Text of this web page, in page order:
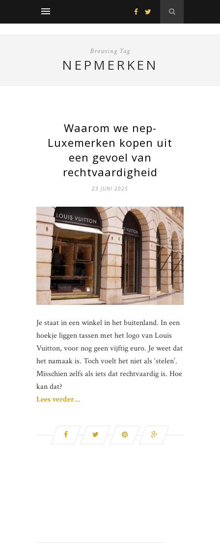
Browsing Tag
NEPMERKEN
Waarom we nep-
Luxemerken kopen uit
een gevoel van
rechtvaardigheid
23 JUNI 2025
Je staat in een winkel in het buitenland. In een
hoekje liggen tassen met het logo van Louis
Vuitton, voor nog geen vijftig euro. Je weet dat
het namaak is. Toch voelt het niet als ‘stelen’.
Misschien zelfs als iets dat rechtvaardig is. Hoe
kan dat?
Lees verder…